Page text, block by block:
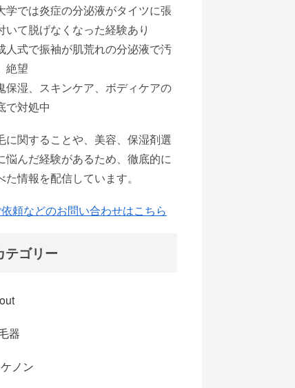
では炎症の分泌液がタイツに張
いて脱げなくなった経験あり
式で振袖が肌荒れの分泌液で汚
絶望
湿、スキンケア、ボディケアの
で対処中
に関することや、美容、保湿剤選
悩んだ経験があるため、徹底的に
た情報を配信しています。
頼などのお問い合わせはこちら
テゴリー
器
ケノン